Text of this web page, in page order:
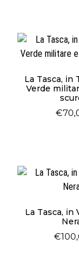
La Tasca, in
Verde
€
La Tasca, in
€